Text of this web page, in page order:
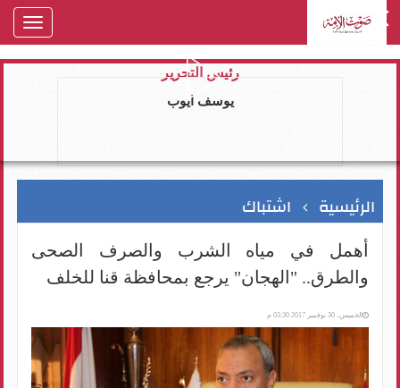
رئيس التحرير
يوسف ايوب
الرئيسية اشتباك
أهمل في مياه الشرب والصرف الصحى
والطرق.. "الهجان" يرجع بمحافظة قنا للخلف
الخميس، 30 نوفمبر 2017 03:30 م